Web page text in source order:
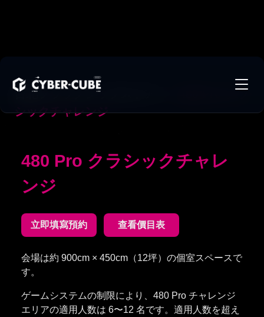
台北フラッグシップストア
480 Pro クラ
シックチャレンジ
480 Pro クラシックチャレ
ンジ
立即填寫預約 查看價目表
会場は約 900cm × 450cm（12坪）の個室スペースで
す。
ゲームシステムの制限により、480 Pro チャレンジ
エリアの適用人数は 6〜12 名です。適用人数を超え